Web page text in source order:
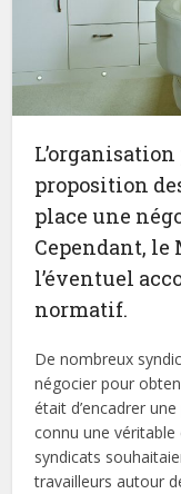
proposition
place une
Cependant, le
l’éventuel
normatif.
De nombreux
négocier pour
était d’encadrer
connu une véritable
syndicats
travailleurs autour